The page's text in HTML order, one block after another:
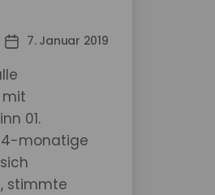
Veröffentlichungsdatum
7. Januar 2019
mit
01.
4-monatige
stimmte